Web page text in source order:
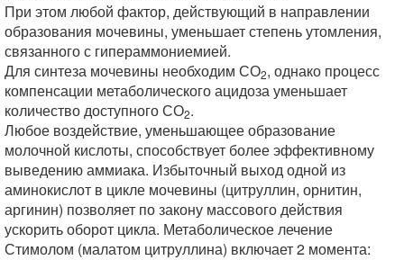
При этом любой фактор, действующий в направлении
образования мочевины, уменьшает степень утомления,
связанного с гипераммониемией.
Для синтеза мочевины необходим СО2, однако процесс
компенсации метаболического ацидоза уменьшает
количество доступного СО2.
Любое воздействие, уменьшающее образование
молочной кислоты, способствует более эффективному
выведению аммиака. Избыточный выход одной из
аминокислот в цикле мочевины (цитруллин, орнитин,
аргинин) позволяет по закону массового действия
ускорить оборот цикла. Метаболическое лечение
Стимолом (малатом цитруллина) включает 2 момента: